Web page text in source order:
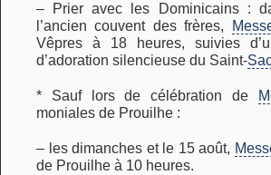
– Prier avec les Dominicains :
l’ancien couvent des frères,
Vêpres à 18 heures, suivies
d’adoration silencieuse du Saint-
* Sauf lors de célébration de
moniales de Prouilhe :
– les dimanches et le 15 août,
de Prouilhe à 10 heures.